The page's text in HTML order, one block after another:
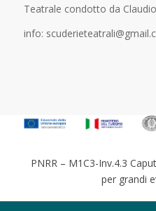
Teatrale condotto da
info:
PNRR – M1C3-Inv.4.3
per grandi